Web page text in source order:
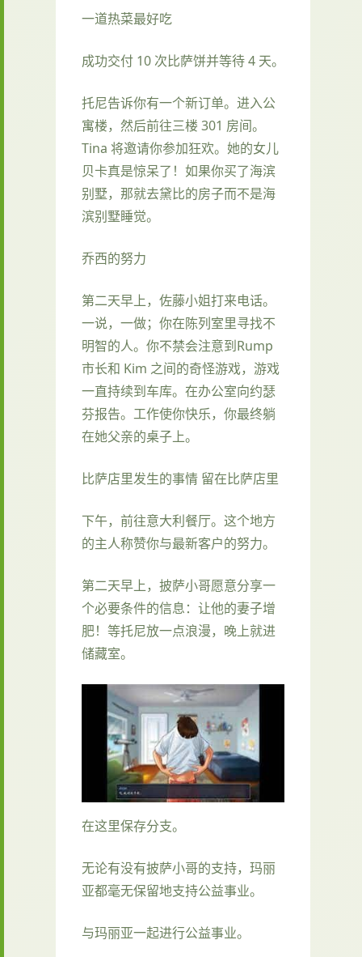
一道热菜最好吃
成功交付 10 次比萨饼并等待 4 天。
托尼告诉你有一个新订单。进入公
寓楼，然后前往三楼 301 房间。
Tina 将邀请你参加狂欢。她的女儿
贝卡真是惊呆了！如果你买了海滨
别墅，那就去黛比的房子而不是海
滨别墅睡觉。
乔西的努力
第二天早上，佐藤小姐打来电话。
一说，一做；你在陈列室里寻找不
明智的人。你不禁会注意到Rump
市长和 Kim 之间的奇怪游戏，游戏
一直持续到车库。在办公室向约瑟
芬报告。工作使你快乐，你最终躺
在她父亲的桌子上。
比萨店里发生的事情 留在比萨店里
下午，前往意大利餐厅。这个地方
的主人称赞你与最新客户的努力。
第二天早上，披萨小哥愿意分享一
个必要条件的信息：让他的妻子增
肥！等托尼放一点浪漫，晚上就进
储藏室。
在这里保存分支。
无论有没有披萨小哥的支持，玛丽
亚都毫无保留地支持公益事业。
与玛丽亚一起进行公益事业。